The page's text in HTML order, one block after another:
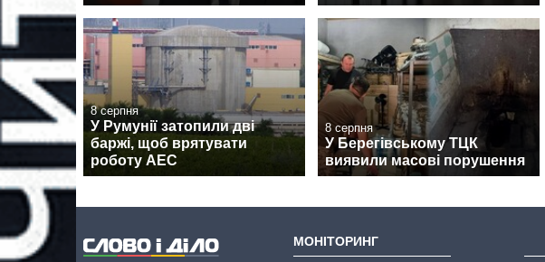
8 серпня
У Румунії затопили дві
баржі, щоб врятувати
роботу АЕС
8 серпня
У Берегівському ТЦК
виявили масові порушення
МОНІТОРИНГ